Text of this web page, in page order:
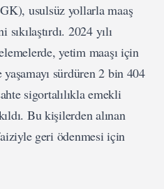
usulsüz yollarla maaş
2024 yılı
yetim maaşı için
yaşamayı sürdüren 2 bin 404
sigortalılıkla emekli
Bu kişilerden alınan
geri ödenmesi için